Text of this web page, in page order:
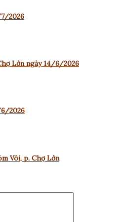
2026
Lớn ngày 14/6/2026
2026
Vôi, p. Chợ Lớn